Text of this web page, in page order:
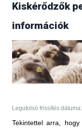
Kiskérődzők
információk
Legutolsó frissítés
Tekintettel arra,
Frissítés
Az Egyesült
hatóságától
tájékoztatás
betegség
PPR - nem
Korlátozott